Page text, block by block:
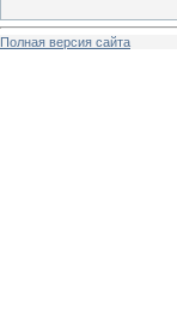
Полная версия сайта